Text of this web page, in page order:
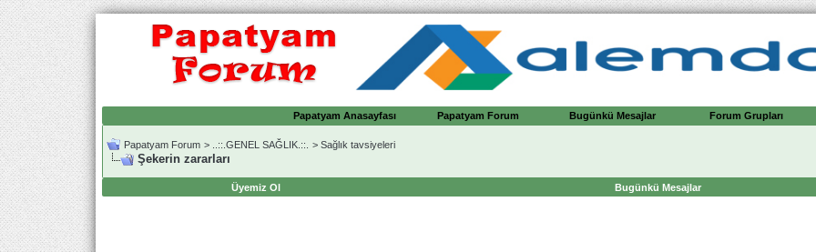
Papatyam Anasayfası Papatyam Forum Bugünkü Mesajlar Forum Grupları
Papatyam Forum > ..::.GENEL SAĞLIK.::. > Sağlık tavsiyeleri
Şekerin zararları
Üyemiz Ol Bugünkü Mesajlar